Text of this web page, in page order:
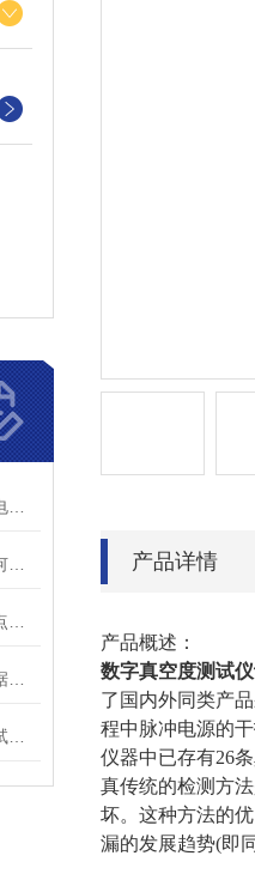
产品详情
产品概述：
数字真空度测试
了国内外同类产
程中脉冲电源的
仪器中已存有26
真传统的检测方
坏。这种方法的
漏的发展趋势(即